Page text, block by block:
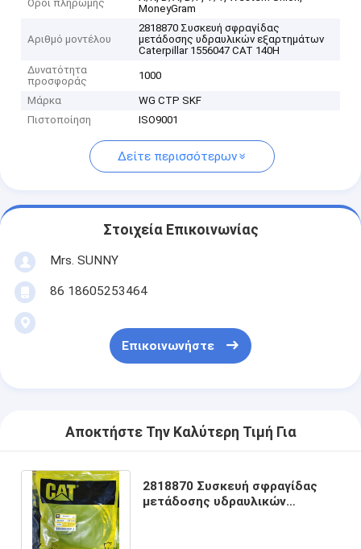
Όροι πληρωμής
MoneyGram
Αριθμό μοντέλου
2818870 Συσκευή σφραγίδας
μετάδοσης υδραυλικών εξαρτημάτων
Caterpillar 1556047 CAT 140H
Δυνατότητα
προσφοράς
1000
Μάρκα
WG CTP SKF
Πιστοποίηση
ISO9001
Δείτε περισσότερων
Στοιχεία Επικοινωνίας
Mrs. SUNNY
86 18605253464
Επικοινωνήστε
Αποκτήστε Την Καλύτερη Τιμή Για
2818870 Συσκευή σφραγίδας
μετάδοσης υδραυλικών